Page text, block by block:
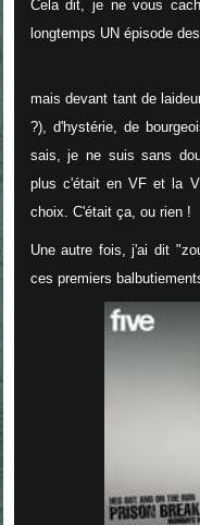
Cela dit, je ne vous
longtemps UN épisode
mais devant tant de
?), d'hystérie, de
sais, je ne suis sans
plus c'était en VF et la
choix. C'était ça, ou rien !
Une autre fois, j'ai dit
ces premiers